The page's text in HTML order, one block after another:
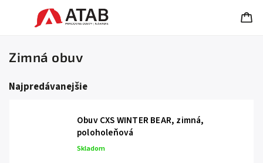
Zimná obuv
Najpredávanejšie
Obuv CXS WINTER BEAR, zimná,
poloholeňová
Skladom